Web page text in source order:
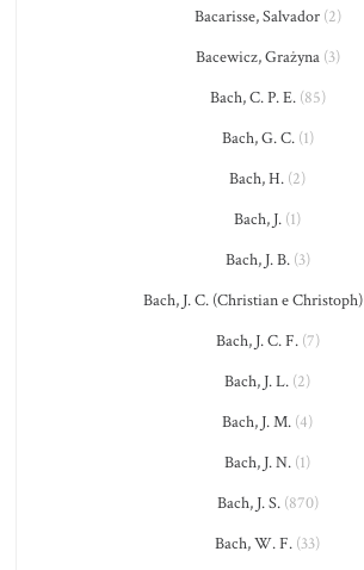
Bacarisse, Salvador(2)
Bacewicz, Grażyna(3)
Bach, C. P. E.(85)
Bach, G. C.(1)
Bach, H. (2)
Bach, J. (1)
Bach, J. B.(3)
Bach, J. C. (Christian e Christoph)
Bach, J. C. F.(7)
Bach, J. L. (2)
Bach, J. M. (4)
Bach, J. N. (1)
Bach, J. S.(870)
Bach, W. F. (33)